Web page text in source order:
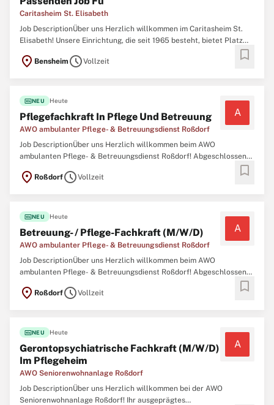
Caritasheim St. Elisabeth
Job DescriptionÜber uns Herzlich willkommen im Caritasheim St.
Elisabeth! Unsere Einrichtung, die seit 1965 besteht, bietet Platz
für 123 Betten und zeichnet sich durch eine harmonische und gute
Zusammenarbeit in einem gemischten Team von 80 engagierten
location_on Bensheim scheduleVollzeit bookmark
fiber_newNEU Heute
Pflegefachkraft In Pflege Und Betreuung
AWO ambulanter Pflege- & Betreuungsdienst Roßdorf
A
Job DescriptionÜber uns Herzlich willkommen beim AWO
ambulanten Pflege- & Betreuungsdienst Roßdorf! Abgeschlossene
und/oder Gesundheits- und Krankenpflege)\ N Führerschein Klasse
location_on RoßdorfscheduleVollzeit bookmark
fiber_newNEU Heute
Betreuung- / Pflege-Fachkraft (M/W/D)
AWO ambulanter Pflege- & Betreuungsdienst Roßdorf
A
Job DescriptionÜber uns Herzlich willkommen beim AWO
ambulanten Pflege- & Betreuungsdienst Roßdorf! Abgeschlossene
und/oder Gesundheits- und Krankenpflege)\ N Führerschein Klasse
location_on RoßdorfscheduleVollzeit bookmark
fiber_newNEU Heute
Gerontopsychiatrische Fachkraft (M/W/D)
Im Pflegeheim
AWO Seniorenwohnanlage Roßdorf
A
Job DescriptionÜber uns Herzlich willkommen bei der AWO
Seniorenwohnanlage Roßdorf! Ihr ausgeprägtes